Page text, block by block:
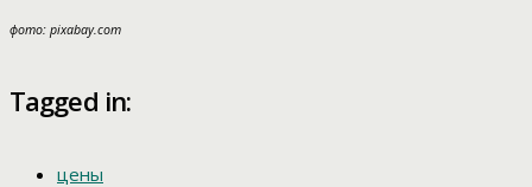
фото: pixabay.com
Tagged in:
цены